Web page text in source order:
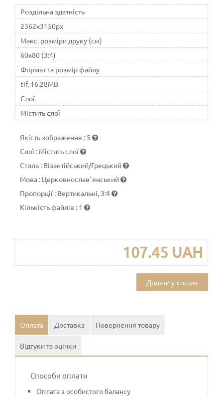
Винною себе не визнала і показань на інших не дала,
засуджена до розстрілу
Роздільна здатність
2362x3150px
Макс. розміри друку (см)
60x80 (3:4)
Формат та розмір файлу
tif, 16.28MB
Слої
Містить слої
Якість зображення : 5
Слої : Містить слої
Стиль : Візантійський/Грецький
Мова : Церковнослав`янський
Пропорції : Вертикальні, 3:4
Кількість файлів : 1
107.45 UAH
Додати у кошик
Оплата Доставка Повернення товару
Відгуки та оцінки
Способи оплати
Оплата з особистого балансу